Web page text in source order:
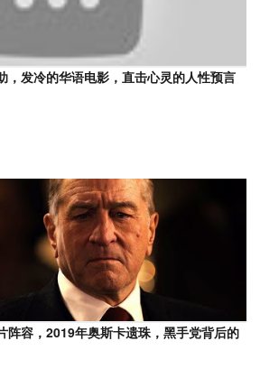
，发冷的华语电影，直击心灵的人性预言
阵容，2019年奥斯卡遗珠，黑手党背后的